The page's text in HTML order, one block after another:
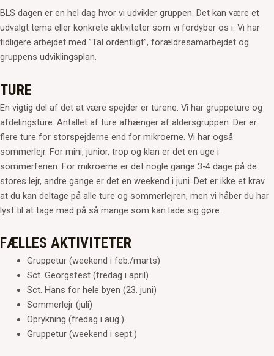
BLS dagen er en hel dag hvor vi udvikler gruppen. Det kan være et
udvalgt tema eller konkrete aktiviteter som vi fordyber os i. Vi har
tidligere arbejdet med ”Tal ordentligt”, forældresamarbejdet og
gruppens udviklingsplan.
TURE
En vigtig del af det at være spejder er turene. Vi har gruppeture og
afdelingsture. Antallet af ture afhænger af aldersgruppen. Der er
flere ture for storspejderne end for mikroerne. Vi har også
sommerlejr. For mini, junior, trop og klan er det en uge i
sommerferien. For mikroerne er det nogle gange 3-4 dage på de
stores lejr, andre gange er det en weekend i juni. Det er ikke et krav
at du kan deltage på alle ture og sommerlejren, men vi håber du har
lyst til at tage med på så mange som kan lade sig gøre.
FÆLLES AKTIVITETER
Gruppetur (weekend i feb./marts)
Sct. Georgsfest (fredag i april)
Sct. Hans for hele byen (23. juni)
Sommerlejr (juli)
Oprykning (fredag i aug.)
Gruppetur (weekend i sept.)